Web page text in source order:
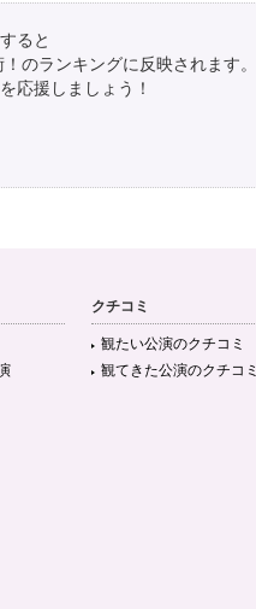
ると
のランキングに反映されます。
応援しましょう！
クチコミ
観たい公演のクチコミ
観てきた公演のクチコミ